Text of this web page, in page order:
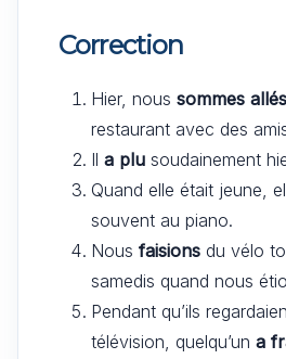
Correction
Hier, nous sommes allés
restaurant avec des
Il a plu soudainement
Quand elle était jeune,
souvent au piano.
Nous faisions du vélo
samedis quand nous
Pendant qu’ils
télévision, quelqu’un a